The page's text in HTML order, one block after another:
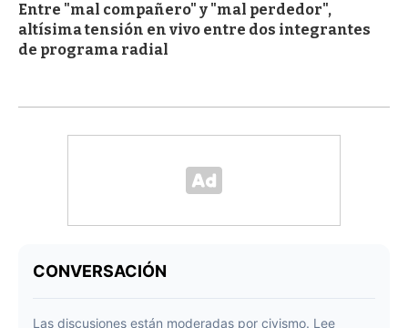
Entre "mal compañero" y "mal perdedor",
altísima tensión en vivo entre dos integrantes
de programa radial